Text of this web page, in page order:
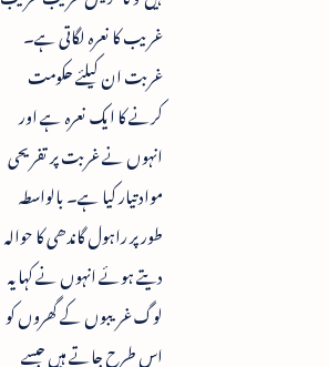
غریب کا نعرہ لگاتی ہے۔
غربت ان کیلئے حکومت
کرنے کا ایک نعرہ ہے اور
انہوں نے غربت پر تفریحی
مواد تیار کیا ہے۔ بالواسطہ
طورپر راہول گاندھی کا حوالہ
دیتے ہوئے انہوں نے کہا یہ
لوگ غریبوں کے گھروں کو
اس طرح جاتے ہیں جیسے